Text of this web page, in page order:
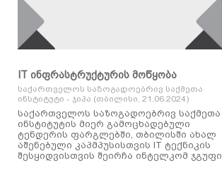
IT ინფრასტრუქტურის მოწყობა
საქართველოს საზოგადოებრივ საქმეთა
ინსტიტუტი - ჯიპა (თბილისი, 21.06.2024)
საქართველოს საზოგადოებრივ საქმეთა
ინსტიტუტის მიერ გამოცხადებული
ტენდერის ფარგლებში, თბილისში ახალ
აშენებული კაპმპუსისთვის IT ტექნიკის
შესყიდვისთვის შეირჩა ინტელკომ ჯგუფი.